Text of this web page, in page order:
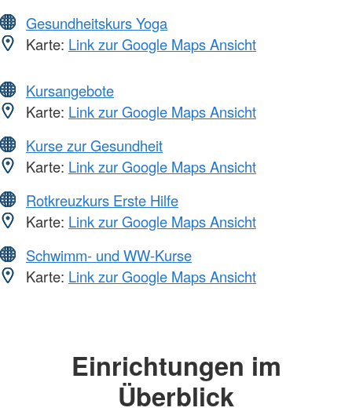
Gesundheitskurs Yoga
Karte: Link zur Google Maps Ansicht
Kursangebote
Karte: Link zur Google Maps Ansicht
Kurse zur Gesundheit
Karte: Link zur Google Maps Ansicht
Rotkreuzkurs Erste Hilfe
Karte: Link zur Google Maps Ansicht
Schwimm- und WW-Kurse
Karte: Link zur Google Maps Ansicht
Einrichtungen im
Überblick